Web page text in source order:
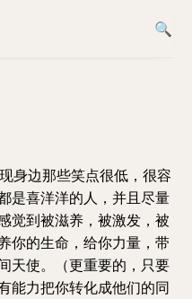
身边那些笑点很低，很容
是喜洋洋的人，并且尽量
觉到被滋养，被激发，被
你的生命，给你力量，带
天使。（更重要的，只要
能力把你转化成他们的同